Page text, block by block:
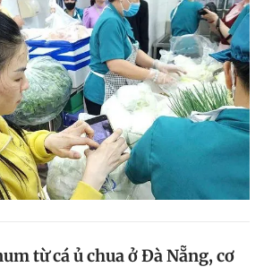
từ cá ủ chua ở Đà Nẵng, cơ